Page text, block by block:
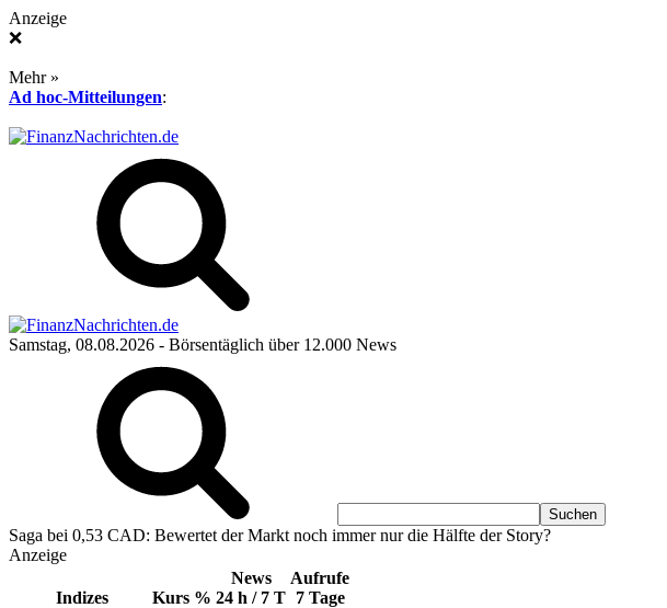
Anzeige
❌
Mehr »
Ad hoc-Mitteilungen:
Samstag, 08.08.2026 - Börsentäglich über 12.000 News
Saga bei 0,53 CAD: Bewertet der Markt noch immer nur die Hälfte der Story?
Anzeige
Indizes Kurs %
News
24 h / 7 T
Aufrufe
7 Tage